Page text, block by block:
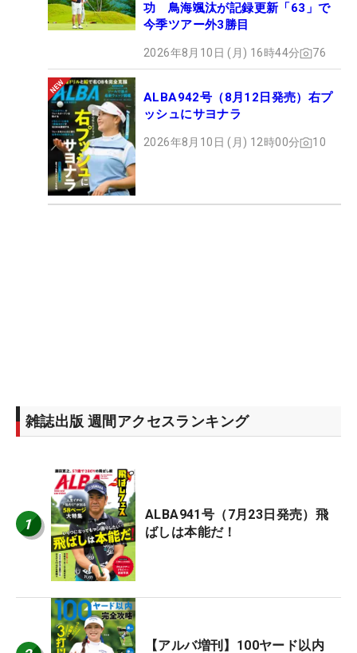
功 鳥海颯汰が記録更新「63」で
今季ツアー外3勝目
2026年8月10日 (月) 16時44分 76
ALBA942号（8月12日発売）右プ
ッシュにサヨナラ
2026年8月10日 (月) 12時00分 10
雑誌出版 週間アクセスランキング
1
ALBA941号（7月23日発売）飛
ばしは本能だ！
【アルバ増刊】100ヤード以内